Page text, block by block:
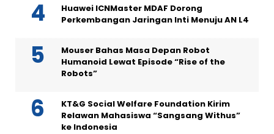
Huawei ICNMaster MDAF Dorong
Perkembangan Jaringan Inti Menuju AN L4
Mouser Bahas Masa Depan Robot
Humanoid Lewat Episode “Rise of the
Robots”
KT&G Social Welfare Foundation Kirim
Relawan Mahasiswa “Sangsang Withus”
ke Indonesia